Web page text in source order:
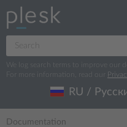
We log search terms to improve our
For more information, read our
RU /
Documentation